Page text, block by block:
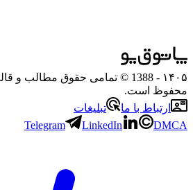
۱۴۰۵
- 1388 © تمامی حقوق مطالب و
محفوظ است.
ارتباط با ما
تبلیغات
Telegram
LinkedIn DMCA